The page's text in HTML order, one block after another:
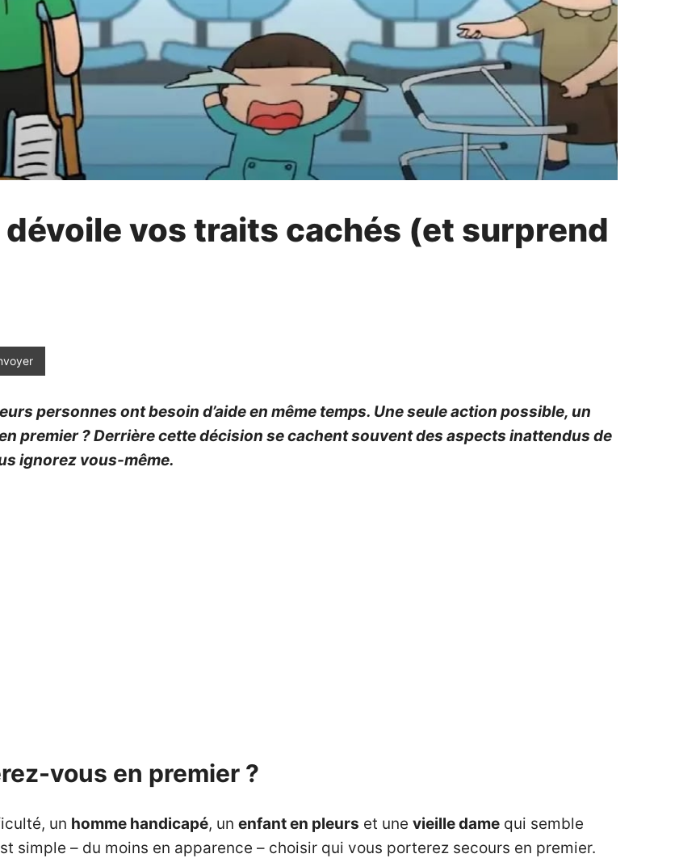
vos traits cachés (et surprend
personnes ont besoin d’aide en même temps. Une seule action possible, un
premier ? Derrière cette décision se cachent souvent des aspects inattendus de
ignorez vous-même.
vous en premier ?
un homme handicapé, un enfant en pleurs et une vieille dame qui semble
simple – du moins en apparence – choisir qui vous porterez secours en premier.